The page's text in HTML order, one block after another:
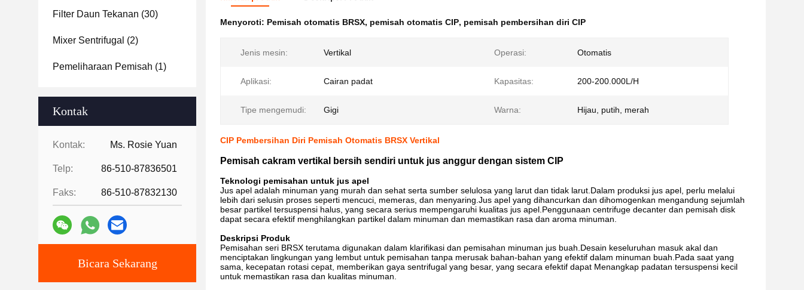
Filter Daun Tekanan (30)
Mixer Sentrifugal (2)
Pemeliharaan Pemisah (1)
Kontak
Kontak: Ms. Rosie Yuan
Telp: 86-510-87836501
Faks: 86-510-87832130
Bicara Sekarang
Menyoroti: Pemisah otomatis BRSX, pemisah otomatis CIP, pemisah pembersihan diri CIP
Jenis mesin: Vertikal Operasi: Otomatis
Aplikasi: Cairan padat Kapasitas: 200-200.000L/H
Tipe mengemudi: Gigi Warna: Hijau, putih, merah
CIP Pembersihan Diri Pemisah Otomatis BRSX Vertikal
Pemisah cakram vertikal bersih sendiri untuk jus anggur dengan sistem CIP
Teknologi pemisahan untuk jus apel
Jus apel adalah minuman yang murah dan sehat serta sumber selulosa yang larut dan tidak larut.Dalam produksi jus apel, perlu melalui
lebih dari selusin proses seperti mencuci, memeras, dan menyaring.Jus apel yang dihancurkan dan dihomogenkan mengandung sejumlah
besar partikel tersuspensi halus, yang secara serius mempengaruhi kualitas jus apel.Penggunaan centrifuge decanter dan pemisah disk
dapat secara efektif menghilangkan partikel dalam minuman dan memastikan rasa dan aroma minuman.
Deskripsi Produk
Pemisahan seri BRSX terutama digunakan dalam klarifikasi dan pemisahan minuman jus buah.Desain keseluruhan masuk akal dan
menciptakan lingkungan yang lembut untuk pemisahan tanpa merusak bahan-bahan yang efektif dalam minuman buah.Pada saat yang
sama, kecepatan rotasi cepat, memberikan gaya sentrifugal yang besar, yang secara efektif dapat Menangkap padatan tersuspensi kecil
untuk memastikan rasa dan kualitas minuman.